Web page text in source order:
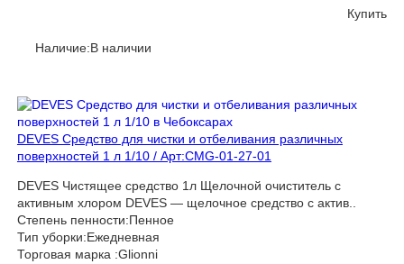
Купить
Наличие:В наличии
DEVES Средство для чистки и отбеливания различных
поверхностей 1 л 1/10 / Арт:CMG-01-27-01
DEVES Чистящее средство 1л Щелочной очиститель с
активным хлором DEVES — щелочное средство с актив..
Степень пенности:Пенное
Тип уборки:Ежедневная
Торговая марка :Glionni